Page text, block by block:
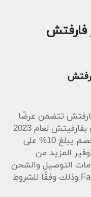
فارفتش
تتضمن عرضًا
خاصًا حيث يُمنح لك كود خصم خاص بفارفيتش لعام 2023
يمكنك الاستفادة منه للحصول على خصم يبلغ 10% على
المزيد من
التوصيل والشحن
على جميع طلبياتك على موقع Farfetch وذلك وفقًا للشروط